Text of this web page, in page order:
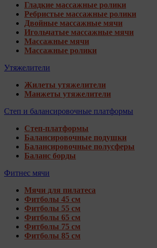
Гладкие массажные ролики
Ребристые массажные ролики
Двойные массажные мячи
Игольчатые массажные мячи
Массажные мячи
Массажные ролики
Утяжелители
Жилеты утяжелители
Манжеты утяжелители
Степ и балансировочные платформы
Степ-платформы
Балансировочные подушки
Балансировочные полусферы
Баланс борды
Фитнес мячи
Мячи для пилатеса
Фитболы 45 см
Фитболы 55 см
Фитболы 65 см
Фитболы 75 см
Фитболы 85 см